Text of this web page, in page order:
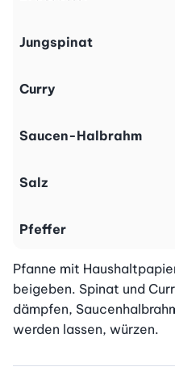
Jungspinat
Curry
Saucen-Halbrahm
Salz
Pfeffer
Pfanne mit
beigeben. Spinat und
dämpfen,
werden lassen, würzen.